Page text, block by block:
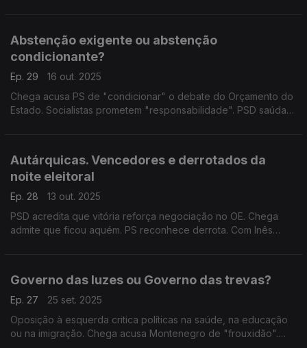
Abstenção exigente ou abstenção
condicionante?
Ep. 29
16 out. 2025
Chega acusa PS de "condicionar" o debate do Orçamento do
Estado. Socialistas prometem "responsabilidade". PSD saúda
Autárquicas. Vencedores e derrotados da
noite eleitoral
Ep. 28
13 out. 2025
PSD acredita que vitória reforça negociação no OE. Chega
admite que ficou aquém. PS reconhece derrota. Com Inês
Governo das luzes ou Governo das trevas?
Ep. 27
25 set. 2025
Oposição à esquerda critica políticas na saúde, na educação
ou na imigração. Chega acusa Montenegro de "frouxidão".